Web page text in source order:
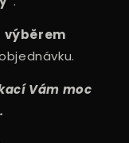
výběrem
Vám moc